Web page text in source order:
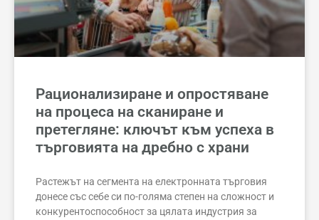
Рационализиране и опростяване
на процеса на сканиране и
претегляне: ключът към успеха в
търговията на дребно с храни
Растежът на сегмента на електронната търговия
донесе със себе си по-голяма степен на сложност и
конкурентоспособност за цялата индустрия за